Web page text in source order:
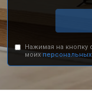
Нажимая на кнопку
моих